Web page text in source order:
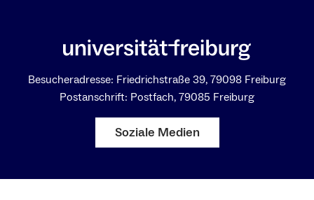
Besucheradresse: Friedrichstraße 39, 79098 Freiburg
Postanschrift: Postfach, 79085 Freiburg
Soziale Medien